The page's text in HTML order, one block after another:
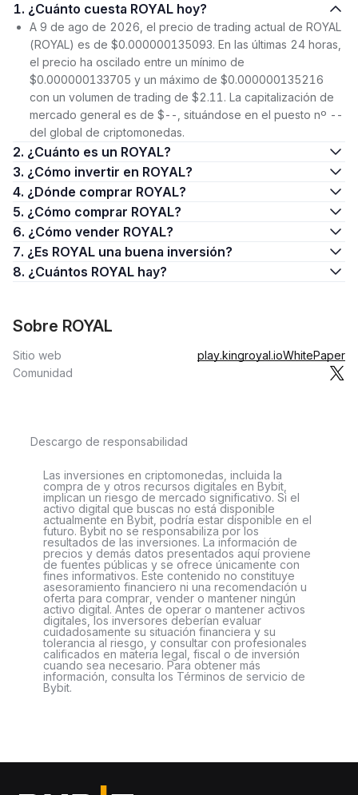
1. ¿Cuánto cuesta ROYAL hoy?
A 9 de ago de 2026, el precio de trading actual de ROYAL
(ROYAL) es de $0.000000135093. En las últimas 24 horas,
el precio ha oscilado entre un mínimo de
$0.000000133705 y un máximo de $0.000000135216
con un volumen de trading de $2.11. La capitalización de
mercado general es de $--, situándose en el puesto nº --
del global de criptomonedas.
2. ¿Cuánto es un ROYAL?
3. ¿Cómo invertir en ROYAL?
4. ¿Dónde comprar ROYAL?
5. ¿Cómo comprar ROYAL?
6. ¿Cómo vender ROYAL?
7. ¿Es ROYAL una buena inversión?
8. ¿Cuántos ROYAL hay?
Sobre ROYAL
Sitio web play.kingroyal.ioWhitePaper
Comunidad
Descargo de responsabilidad
Las inversiones en criptomonedas, incluida la
compra de y otros recursos digitales en Bybit,
implican un riesgo de mercado significativo. Si el
activo digital que buscas no está disponible
actualmente en Bybit, podría estar disponible en el
futuro. Bybit no se responsabiliza por los
resultados de las inversiones. La información de
precios y demás datos presentados aquí proviene
de fuentes públicas y se ofrece únicamente con
fines informativos. Este contenido no constituye
asesoramiento financiero ni una recomendación u
oferta para comprar, vender o mantener ningún
activo digital. Antes de operar o mantener activos
digitales, los inversores deberían evaluar
cuidadosamente su situación financiera y su
tolerancia al riesgo, y consultar con profesionales
calificados en materia legal, fiscal o de inversión
cuando sea necesario. Para obtener más
información, consulta los Términos de servicio de
Bybit.